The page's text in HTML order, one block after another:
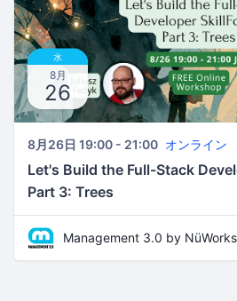
水
8月
26
8月26日 19:00 - 21:00 オンライン
Let's Build the Full-Stack
Part 3: Trees